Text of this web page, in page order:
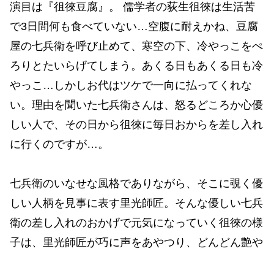
演目は『徂徠豆腐』。 儒学者の荻生徂徠は生活苦
で3日間何も食べていない…空腹に耐えかね、豆腐
屋の七兵衛を呼び止めて、寒空の下、冷やっこをぺ
ろりとたいらげてしまう。あくる日もあくる日も冷
やっこ…しかしお代はツケで一向に払ってくれな
い。理由を聞いた七兵衛さんは、怒るどころか心優
しい人で、その日から徂徠に毎日おからを差し入れ
に行くのですが…。
七兵衛のいなせな風格でありながら、そこに覗く優
しい人柄を見事に表す里光師匠。そんな優しい七兵
衛の差し入れのおかげで元気になっていく徂徠の様
子は、里光師匠が巧に声をあやつり、どんどん艶や